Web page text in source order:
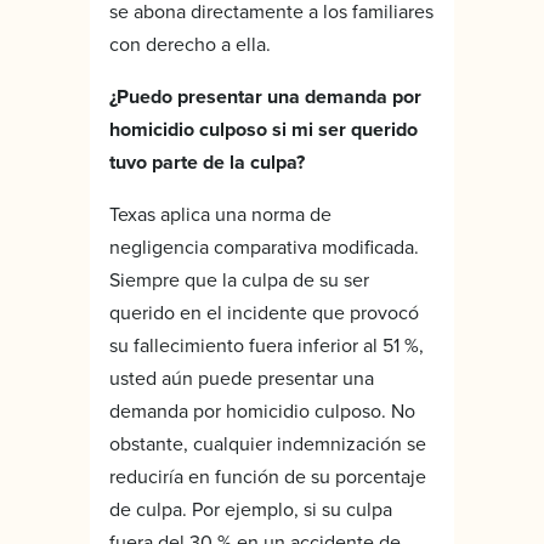
se abona directamente a los familiares
con derecho a ella.
¿Puedo presentar una demanda por
homicidio culposo si mi ser querido
tuvo parte de la culpa?
Texas aplica una norma de
negligencia comparativa modificada.
Siempre que la culpa de su ser
querido en el incidente que provocó
su fallecimiento fuera inferior al 51 %,
usted aún puede presentar una
demanda por homicidio culposo. No
obstante, cualquier indemnización se
reduciría en función de su porcentaje
de culpa. Por ejemplo, si su culpa